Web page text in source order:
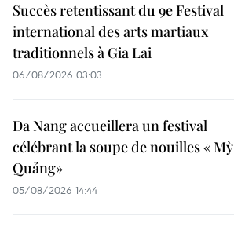
Succès retentissant du 9e Festival
international des arts martiaux
traditionnels à Gia Lai
06/08/2026 03:03
Da Nang accueillera un festival
célébrant la soupe de nouilles « Mỳ
Quảng»
05/08/2026 14:44